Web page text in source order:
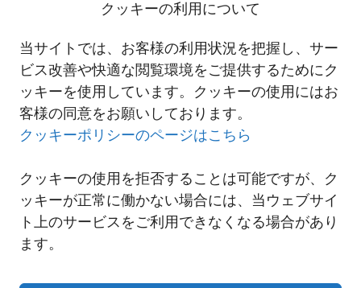
クッキーの利用について
当サイトでは、お客様の利用状況を把握し、サー
ビス改善や快適な閲覧環境をご提供するためにク
ッキーを使用しています。クッキーの使用にはお
客様の同意をお願いしております。
クッキーポリシーのページはこちら
クッキーの使用を拒否することは可能ですが、ク
ッキーが正常に働かない場合には、当ウェブサイ
ト上のサービスをご利用できなくなる場合があり
ます。
おける、より高品質・
2019-07-05 NNR上海 EN9120認証取得
一覧へ